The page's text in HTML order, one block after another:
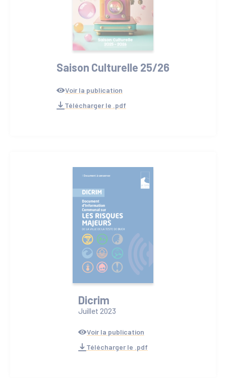
Saison Culturelle 25/26
Voir la publication
Télécharger le .pdf
Dicrim
Juillet 2023
Voir la publication
Télécharger le .pdf